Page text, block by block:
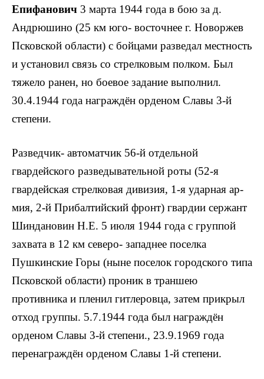
Епифанович 3 марта 1944 года в бою за д.
Андрюшино (25 км юго- восточнее г. Новоржев
Псковской области) с бойцами разведал местность
и устано­вил связь со стрелковым полком. Был
тяжело ранен, но боевое задание выполнил.
30.4.1944 года награждён орденом Славы 3-й
степени.
Развед­чик- автоматчик 56-й отдельной
гвардейского разведывательной роты (52-я
гвардейская стрелковая дивизия, 1-я ударная ар­
мия, 2-й Прибалтийский фронт) гвардии сержант
Шиндановин Н.Е. 5 июля 1944 года с группой
захвата в 12 км северо- западнее поселка
Пушкинские Горы (ны­не поселок городского типа
Псковской области) проник в траншею
противника и пленил гитлеровца, затем прикрыл
отход группы. 5.7.1944 года был награждён
орденом Славы 3-й степени., 23.9.1969 года
перенаграждён орденом Славы 1-й степени.